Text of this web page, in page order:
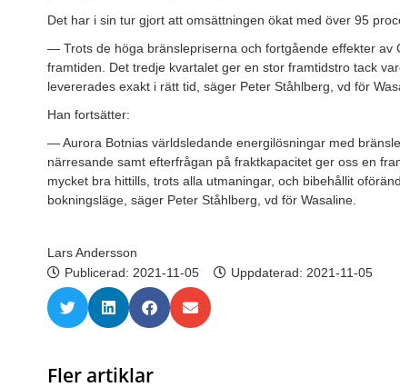
Det har i sin tur gjort att omsättningen ökat med över 95
— Trots de höga bränslepriserna och fortgående effekter av
framtiden. Det tredje kvartalet ger en stor framtidstro tack
levererades exakt i rätt tid, säger Peter Ståhlberg, vd för
Han fortsätter:
— Aurora Botnias världsledande energilösningar med
närresande samt efterfrågan på fraktkapacitet ger oss en
mycket bra hittills, trots alla utmaningar, och bibehållit
bokningsläge, säger Peter Ståhlberg, vd för Wasaline.
Lars Andersson
Publicerad: 2021-11-05 Uppdaterad: 2021-11-05
Fler artiklar